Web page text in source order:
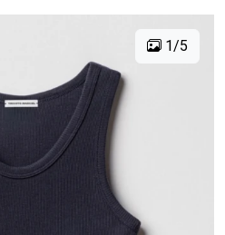
1/5